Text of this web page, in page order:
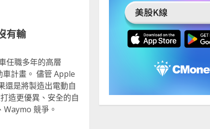
有輸
任職多年的高層
計畫。 儘管 Apple
還是將製造出電動自
造更優異、安全的自
競爭。